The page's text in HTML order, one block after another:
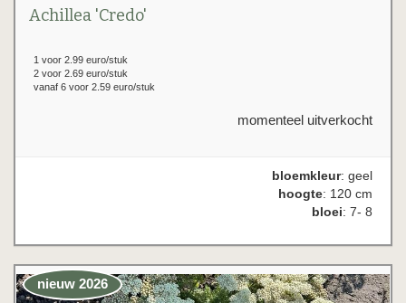
Achillea 'Credo'
1 voor 2.99 euro/stuk
2 voor 2.69 euro/stuk
vanaf 6 voor 2.59 euro/stuk
momenteel uitverkocht
bloemkleur: geel
hoogte: 120 cm
bloei: 7- 8
nieuw 2026